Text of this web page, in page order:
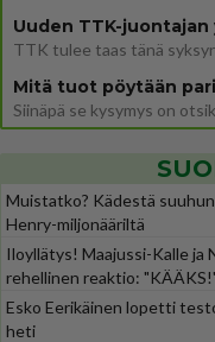
Mitä tuot pöytään
Muistatko? Kädestä
Henry-miljonääriltä
Iloyllätys! Maajussi-Kalle ja
rehellinen reaktio:
Esko Eerikäinen lopetti
heti